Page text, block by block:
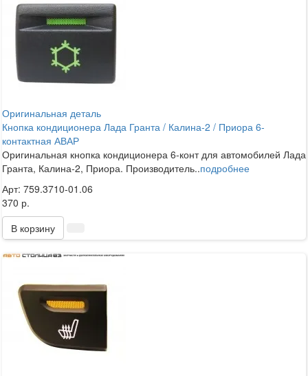
Оригинальная деталь
Кнопка кондиционера Лада Гранта / Калина-2 / Приора 6-
контактная АВАР
Оригинальная кнопка кондиционера 6-конт для автомобилей Лада
Гранта, Калина-2, Приора. Производитель..подробнее
Арт: 759.3710-01.06
370 р.
В корзину